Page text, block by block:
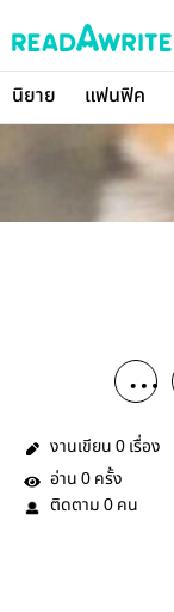
นิยาย แฟนฟิค
งานเขียน 0 เรื่อง
อ่าน 0 ครั้ง
ติดตาม 0 คน